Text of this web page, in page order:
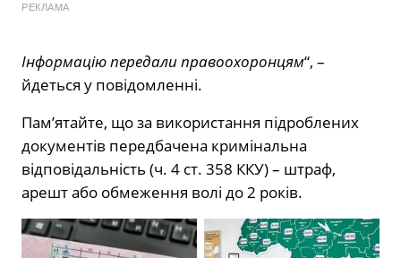
РЕКЛАМА
Інформацію передали правоохоронцям“, –
йдеться у повідомленні.
Пам’ятайте, що за використання підроблених
документів передбачена кримінальна
відповідальність (ч. 4 ст. 358 ККУ) – штраф,
арешт або обмеження волі до 2 років.